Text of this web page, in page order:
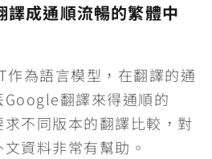
成通順流暢的繁體中
作為語言模型，在翻譯的通
翻譯來得通順的
不同版本的翻譯比較，對
資料非常有幫助。